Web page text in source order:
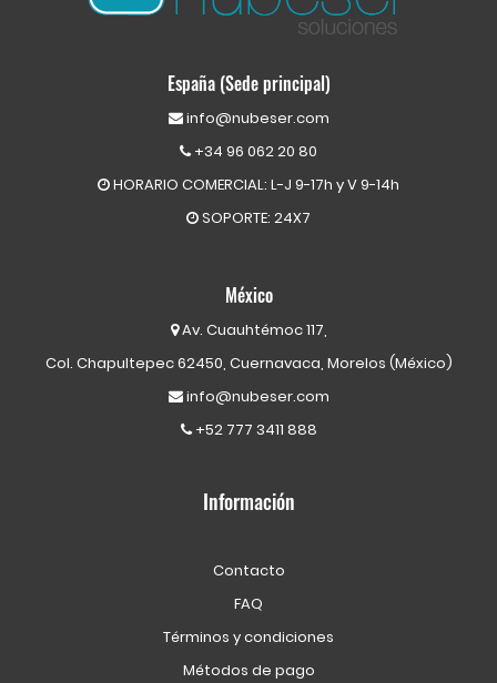
España (Sede principal)
info@nubeser.com
+34 96 062 20 80
HORARIO COMERCIAL: L-J 9-17h y V 9-14h
SOPORTE: 24X7
México
Av. Cuauhtémoc 117,
Col. Chapultepec 62450, Cuernavaca, Morelos (México)
info@nubeser.com
+52 777 3411 888
Información
Contacto
FAQ
Términos y condiciones
Métodos de pago